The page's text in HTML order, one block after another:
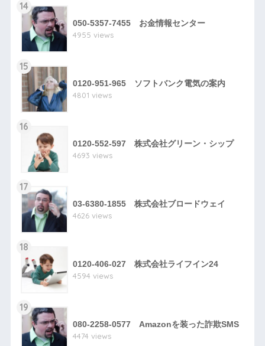
14
050-5357-7455 お金情報センター
4955 views
15
0120-951-965 ソフトバンク電気の案内
4801 views
16
0120-552-597 株式会社グリーン・シップ
4693 views
17
03-6380-1855 株式会社ブロードウェイ
4626 views
18
0120-406-027 株式会社ライフイン24
4594 views
19
080-2258-0577 Amazonを装った詐欺SMS
4474 views